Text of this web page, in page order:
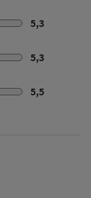
5,3
5,3
5,5